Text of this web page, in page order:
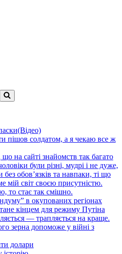
пішов солдатом, а я чекаю все ж
що на сайті знайомств так багато
були різні, мудрі і не дуже,
без обов’язків та навпаки, ті що
мій світ своєю присутністю.
то стає так смішно.
в окупованих регіонах
кінцем для режиму Путіна
— трапляється на краще.
зерна допоможе у війні з
долари